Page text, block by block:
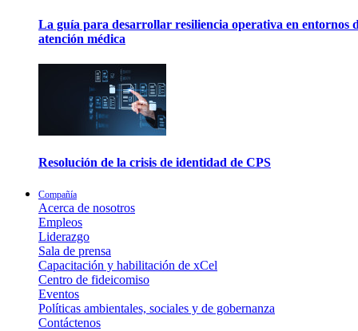
La guía para desarrollar resiliencia operativa en entornos
atención médica
Resolución de la crisis de identidad de CPS
Compañía
Acerca de nosotros
Empleos
Liderazgo
Sala de prensa
Capacitación y habilitación de xCel
Centro de fideicomiso
Eventos
Políticas ambientales, sociales y de gobernanza
Contáctenos